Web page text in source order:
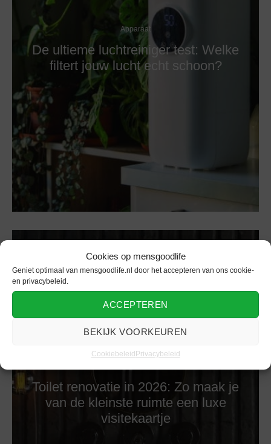
Cookies op mensgoodlife
Geniet optimaal van mensgoodlife.nl door het accepteren van ons cookie-
en privacybeleid.
ACCEPTEREN
BEKIJK VOORKEUREN
Cookiebeleid Privacybeleid
Apparaat
De ultieme luchtreiniger test: Welke
filtert jouw lucht echt schoon?
Toilet renovatie in 2026: Zo maak je
van de kleinste ruimte een luxe
visitekaartje